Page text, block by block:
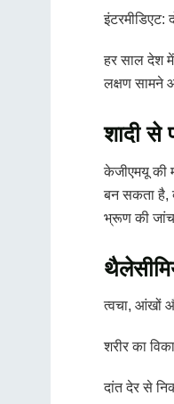
इंटरमीडिएट:
हर साल देश
लक्षण सामने
शादी से
केजीएमयू की
बन सकता है,
भ्रूण की जांच
त्वचा, आंखों
शरीर का
दांत देर से